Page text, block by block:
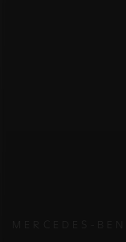
MERCEDES-